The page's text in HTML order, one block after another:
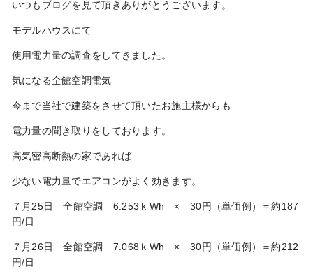
いつもブログを見て頂きありがとうございます。
モデルハウスにて
使用電力量の調査をしてきました。
気になる全館空調電気
今まで当社で建築をさせて頂いたお施主様からも
電力量の聞き取りをしております。
高気密高断熱の家であれば
少ない電力量でエアコンがよく効きます。
７月25日 全館空調 6.253ｋWh × 30円（単価例）＝約187
円/日
７月26日 全館空調 7.068ｋWh × 30円（単価例）＝約212
円/日